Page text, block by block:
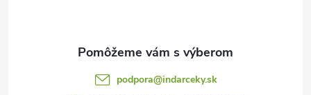
podpora@indarceky.sk